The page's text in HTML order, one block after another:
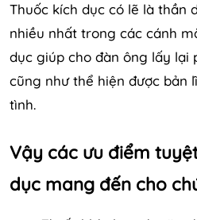
Thuốc kích dục có lẽ là thần
nhiều nhất trong các cánh
dục giúp cho đàn ông lấy lại
cũng như thể hiện được bản
tình.
Vậy các ưu điểm
dục mang đến cho